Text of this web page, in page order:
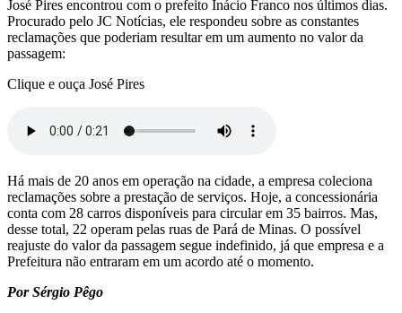
José Pires encontrou com o prefeito Inácio Franco nos últimos dias.
Procurado pelo JC Notícias, ele respondeu sobre as constantes
reclamações que poderiam resultar em um aumento no valor da
passagem:
Clique e ouça José Pires
Há mais de 20 anos em operação na cidade, a empresa coleciona
reclamações sobre a prestação de serviços. Hoje, a concessionária
conta com 28 carros disponíveis para circular em 35 bairros. Mas,
desse total, 22 operam pelas ruas de Pará de Minas. O possível
reajuste do valor da passagem segue indefinido, já que empresa e a
Prefeitura não entraram em um acordo até o momento.
Por Sérgio Pêgo